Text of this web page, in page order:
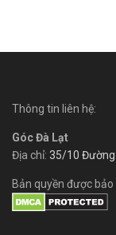
Thông tin liên hệ:
Góc Đà Lạt
Địa chỉ: 35/10 Đường
Bản quyền được bảo